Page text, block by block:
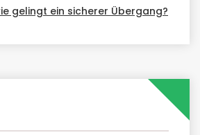
gelingt ein sicherer Übergang?